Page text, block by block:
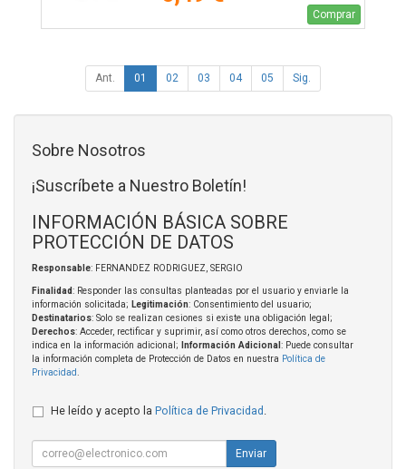
Comprar
Ant. 01 02 03 04 05 Sig.
Sobre Nosotros
¡Suscríbete a Nuestro Boletín!
INFORMACIÓN BÁSICA SOBRE
PROTECCIÓN DE DATOS
Responsable: FERNANDEZ RODRIGUEZ, SERGIO
Finalidad: Responder las consultas planteadas por el usuario y enviarle la
información solicitada; Legitimación: Consentimiento del usuario;
Destinatarios: Solo se realizan cesiones si existe una obligación legal;
Derechos: Acceder, rectificar y suprimir, así como otros derechos, como se
indica en la información adicional;
Información Adicional : Puede consultar
la información completa de Protección de Datos en nuestra Política de
Privacidad
He leído y acepto la Política de Privacidad
Enviar